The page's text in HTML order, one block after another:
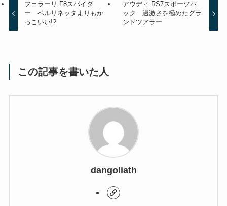
フェラーリ F8スパイダ
ー ベルリネッタよりもか
っこいい!?
アウディ RS7スポーツバ
ック 過激さを極めたグラ
ンドツアラー
この記事を書いた人
dangoliath